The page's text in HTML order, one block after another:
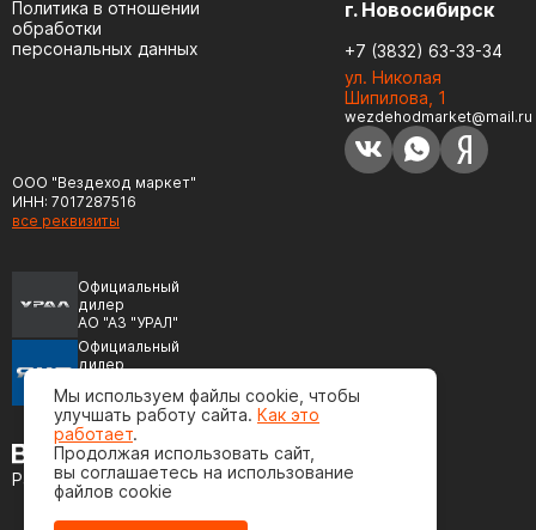
ООО "Вездеход маркет"
ИНН: 7017287516
все реквизиты
Официальный
дилер
АО "АЗ "УРАЛ"
Официальный
дилер
(ЯМЗ)
Разработка сайта
Политика в отношении
обработки
персональных данных
г. Новосибирск
+7 (3832) 63-33-34
ул. Николая
Шипилова, 1
wezdehodmarket@mail.ru
Мы используем файлы cookie, чтобы
улучшать работу сайта. Как это
работает.
Продолжая использовать сайт,
вы соглашаетесь на использование
файлов cookie